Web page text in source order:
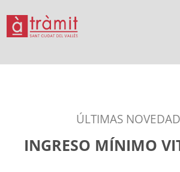
ÚLTIMAS
INGRESO MÍNIMO